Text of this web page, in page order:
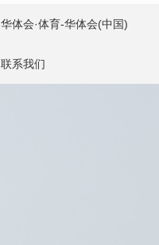
华体会·体育-华体会(中国)
联系我们